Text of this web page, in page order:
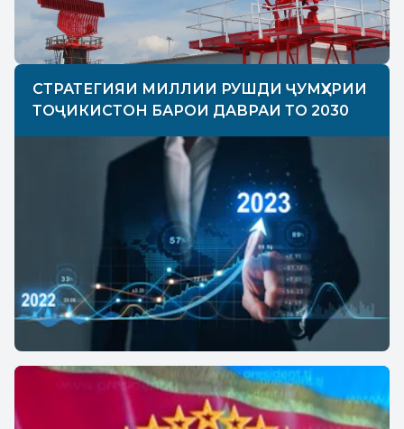
СТРАТЕГИЯИ МИЛЛИИ РУШДИ ҶУМҲУРИИ
ТОҶИКИСТОН БАРОИ ДАВРАИ ТО 2030